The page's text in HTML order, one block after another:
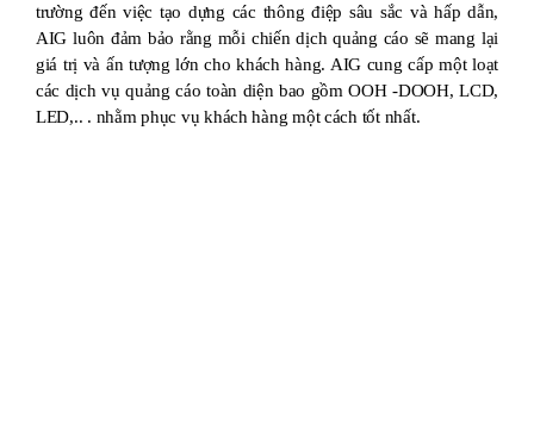
trường đến việc tạo dựng các thông điệp sâu sắc và hấp dẫn,
AIG luôn đảm bảo rằng mỗi chiến dịch quảng cáo sẽ mang lại
giá trị và ấn tượng lớn cho khách hàng. AIG cung cấp một loạt
các dịch vụ quảng cáo toàn diện bao gồm OOH -DOOH, LCD,
LED,.. . nhằm phục vụ khách hàng một cách tốt nhất.